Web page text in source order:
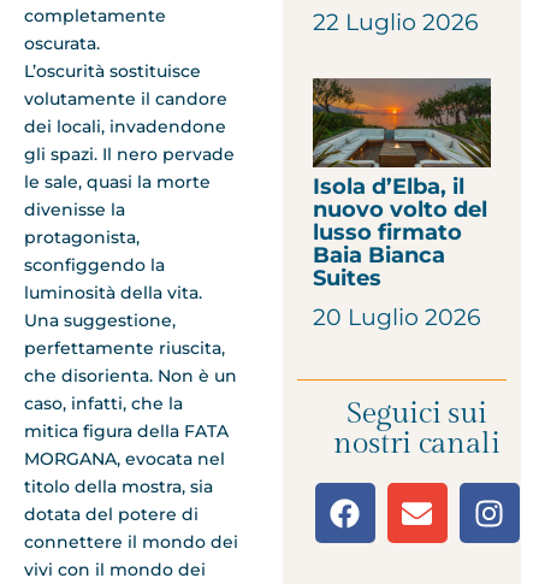
completamente
oscurata.
L’oscurità sostituisce
volutamente il candore
dei locali, invadendone
gli spazi. Il nero pervade
le sale, quasi la morte
divenisse la
protagonista,
sconfiggendo la
luminosità della vita.
Una suggestione,
perfettamente riuscita,
che disorienta. Non è un
caso, infatti, che la
mitica figura della FATA
MORGANA, evocata nel
titolo della mostra, sia
dotata del potere di
connettere il mondo dei
vivi con il mondo dei
22 Luglio 2026
Isola d’Elba, il
nuovo volto del
lusso firmato
Baia Bianca
Suites
20 Luglio 2026
Seguici sui
nostri canali